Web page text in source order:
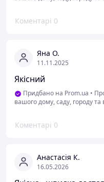
Коментарі 0
Яна О.
11.11.2025
Якісний
Придбано на Prom.ua •
вашого дому, саду, городу та
Коментарі 0
Анастасія К.
16.05.2026